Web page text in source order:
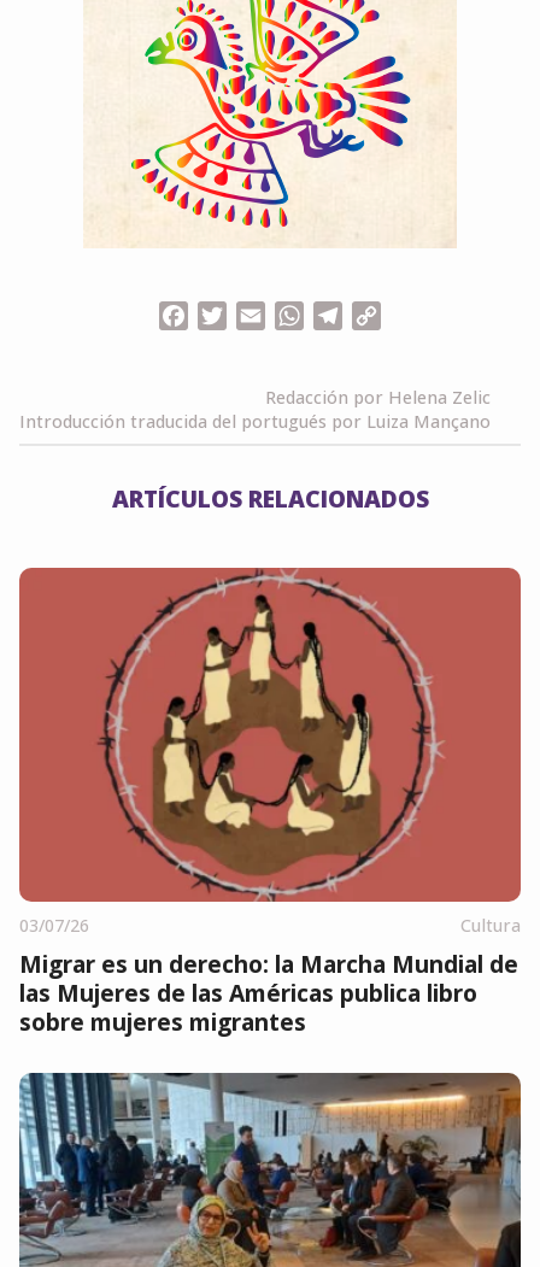
FacebookTwitterEmailWhatsApp
Telegram
Redacción por Helena Zelic
Introducción traducida del portugués por Luiza Mançano
ARTÍCULOS RELACIONADOS
03/07/26 Cultura
Migrar es un derecho: la Marcha Mundial de
las Mujeres de las Américas publica libro
sobre mujeres migrantes